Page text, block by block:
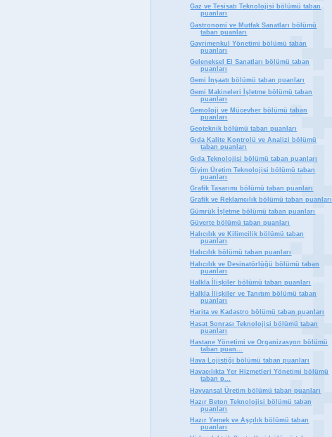
Gaz ve Tesisatı Teknolojisi bölümü taban
puanları
Gastronomi ve Mutfak Sanatları bölümü
taban puanları
Gayrimenkul Yönetimi bölümü taban
puanları
Geleneksel El Sanatları bölümü taban
puanları
Gemi İnşaatı bölümü taban puanları
Gemi Makineleri İşletme bölümü taban
puanları
Gemoloji ve Mücevher bölümü taban
puanları
Geoteknik bölümü taban puanları
Gıda Kalite Kontrolü ve Analizi bölümü
taban puanları
Gıda Teknolojisi bölümü taban puanları
Giyim Üretim Teknolojisi bölümü taban
puanları
Grafik Tasarımı bölümü taban puanları
Grafik ve Reklamcılık bölümü taban puanları
Gümrük İşletme bölümü taban puanları
Güverte bölümü taban puanları
Halıcılık ve Kilimcilik bölümü taban
puanları
Halıcılık bölümü taban puanları
Halıcılık ve Desinatörlüğü bölümü taban
puanları
Halkla İlişkiler bölümü taban puanları
Halkla İlişkiler ve Tanıtım bölümü taban
puanları
Harita ve Kadastro bölümü taban puanları
Hasat Sonrası Teknolojisi bölümü taban
puanları
Hastane Yönetimi ve Organizasyon bölümü
taban puan...
Hava Lojistiği bölümü taban puanları
Havacılıkta Yer Hizmetleri Yönetimi bölümü
taban p...
Hayvansal Üretim bölümü taban puanları
Hazır Beton Teknolojisi bölümü taban
puanları
Hazır Yemek ve Aşçılık bölümü taban
puanları